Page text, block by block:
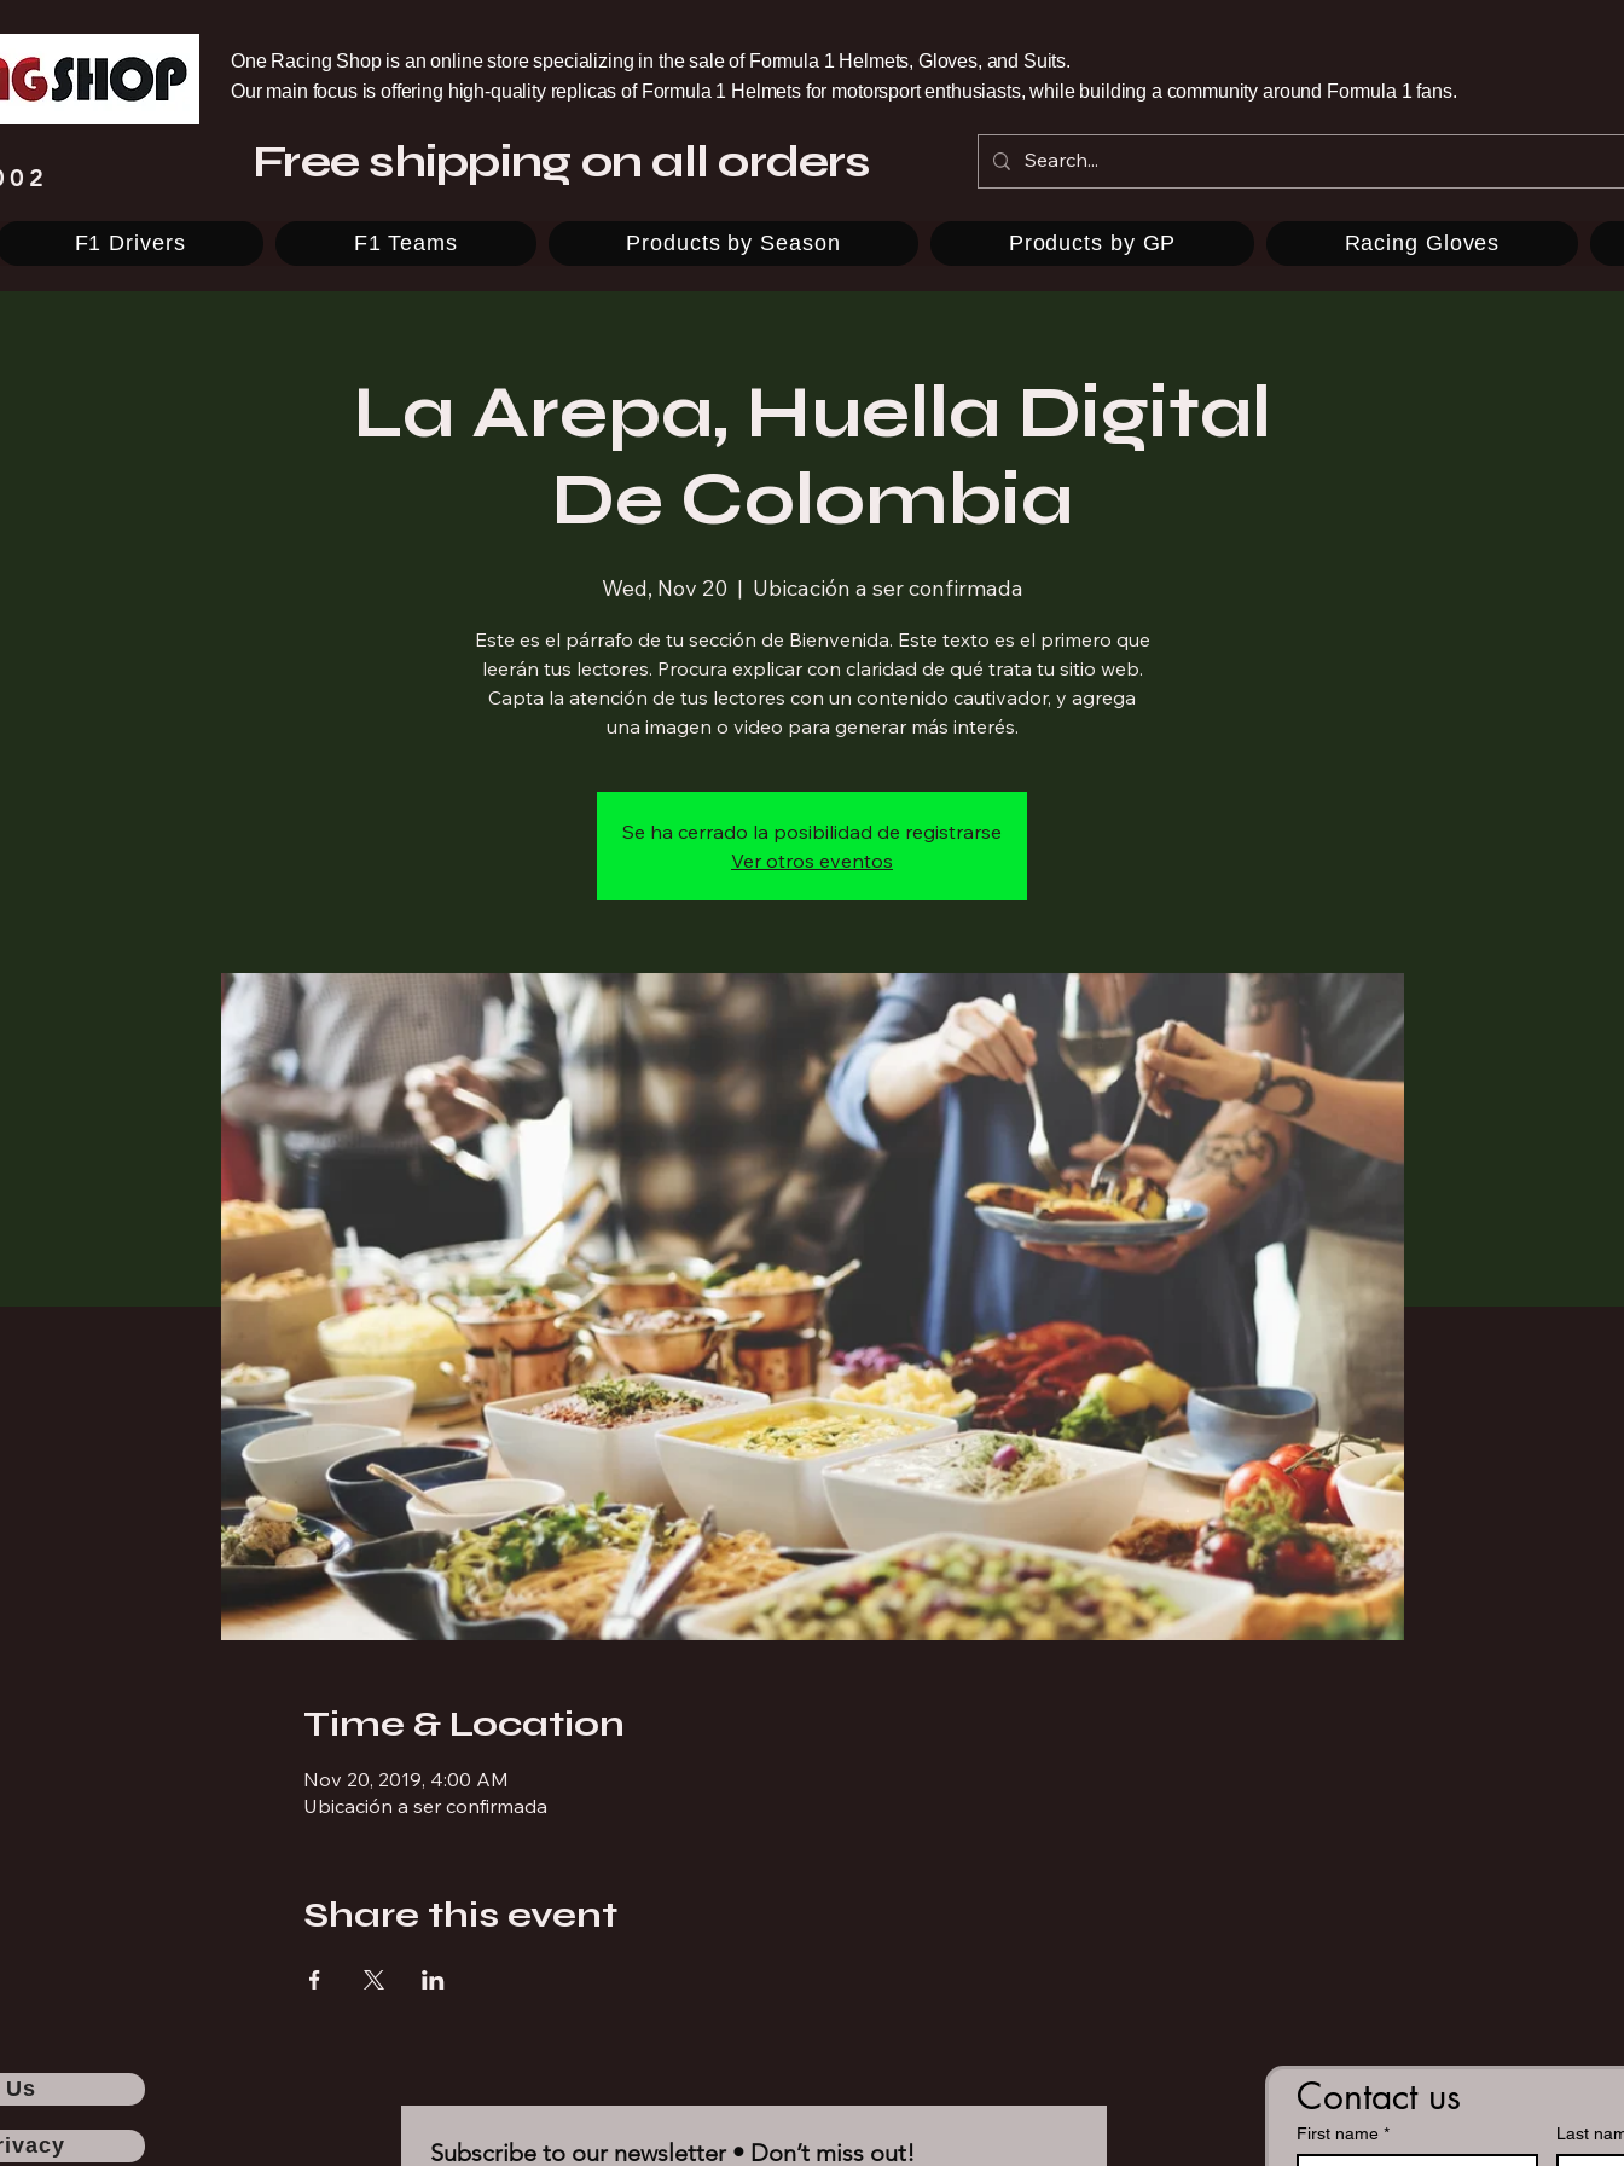
One Racing Shop is an online store specializing in the sale of Formula 1 Helmets, Gloves, and Suits.
Our main focus is offering high-quality replicas of Formula 1 Helmets for motorsport enthusiasts, while building a community around Formula 1 fans.
Free shipping on all orders
F1 Drivers F1 Teams Products by Season Products by GP Racing Gloves
La Arepa, Huella Digital
De Colombia
Wed, Nov 20
  |
Ubicación a ser confirmada
Este es el párrafo de tu sección de Bienvenida. Este texto es el primero que
leerán tus lectores. Procura explicar con claridad de qué trata tu sitio web.
Capta la atención de tus lectores con un contenido cautivador, y agrega
una imagen o video para generar más interés.
Se ha cerrado la posibilidad de registrarse
Ver otros eventos
Time & Location
Nov 20, 2019, 4:00 AM
Ubicación a ser confirmada
Share this event
Subscribe to our newsletter • Don’t miss out!
Contact us
First name * Last